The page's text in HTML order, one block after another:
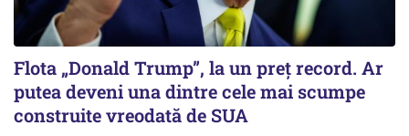
Flota „Donald Trump”, la un preț record. Ar
putea deveni una dintre cele mai scumpe
construite vreodată de SUA